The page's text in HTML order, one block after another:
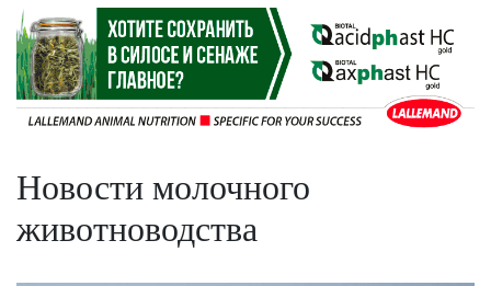
Новости молочного
животноводства